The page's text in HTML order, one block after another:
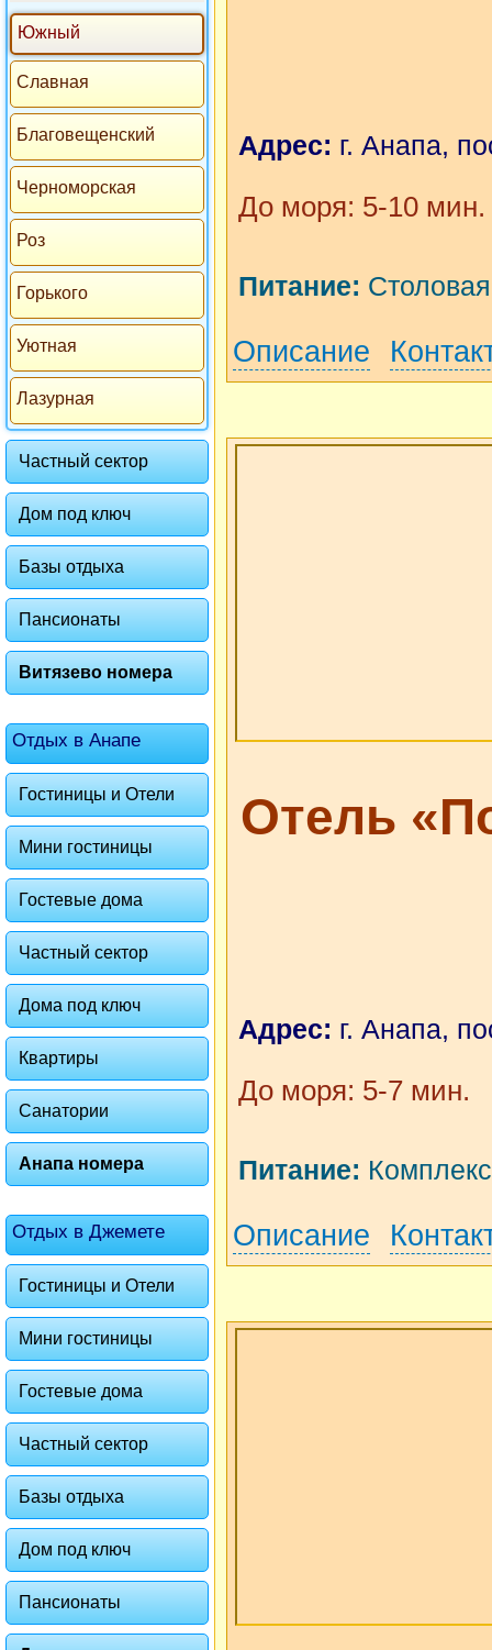
Южный
Славная
Благовещенский
Черноморская
Роз
Горького
Уютная
Лазурная
Частный сектор
Дом под ключ
Базы отдыха
Пансионаты
Витязево номера
Отдых в Анапе
Гостиницы и Отели
Мини гостиницы
Гостевые дома
Частный сектор
Дома под ключ
Квартиры
Санатории
Анапа номера
Отдых в Джемете
Гостиницы и Отели
Мини гостиницы
Гостевые дома
Частный сектор
Базы отдыха
Дом под ключ
Пансионаты
Адрес: г. Анапа,
До моря: 5-10 мин.
Питание:
Описание
Отель
Адрес: г. Анапа,
До моря: 5-7 мин.
Питание:
Описание